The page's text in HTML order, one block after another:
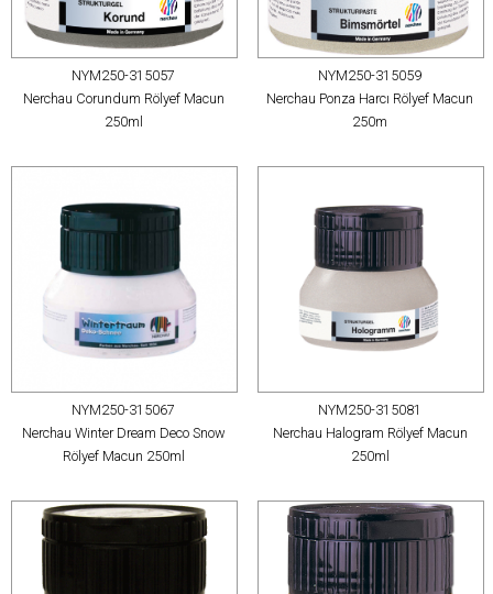
NYM250-315057
Nerchau Corundum Rölyef Macun
250ml
NYM250-315059
Nerchau Ponza Harcı Rölyef Macun
250m
NYM250-315067
Nerchau Winter Dream Deco Snow
Rölyef Macun 250ml
NYM250-315081
Nerchau Halogram Rölyef Macun
250ml